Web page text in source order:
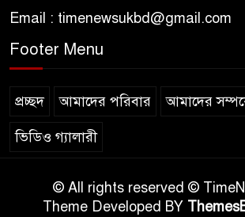
Email : timenewsukbd@gmail.com
Footer Menu
প্রচ্ছদ আমাদের পরিবার আমাদের
ভিডিও গ্যালারী
© All rights reserved ©
Theme Developed BY